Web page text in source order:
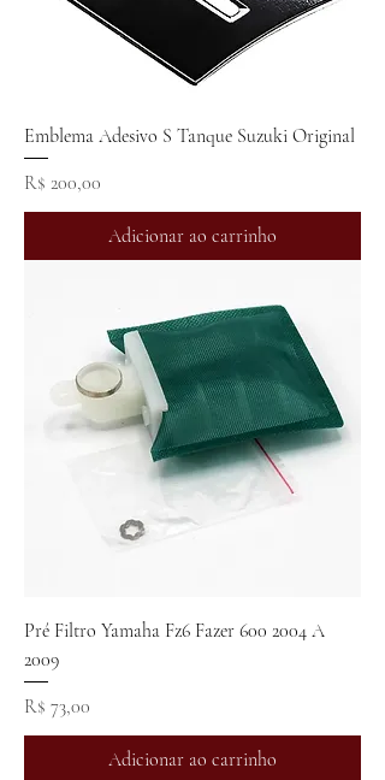
Emblema Adesivo S Tanque Suzuki Original
Preço
R$ 200,00
Adicionar ao carrinho
Pré Filtro Yamaha Fz6 Fazer 600 2004 A
2009
Preço
R$ 73,00
Adicionar ao carrinho